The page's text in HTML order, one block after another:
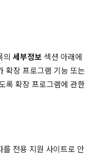
의 세부정보 섹션 아래에
확장 프로그램 기능 또는
록 확장 프로그램에 관한
전용 지원 사이트로 안